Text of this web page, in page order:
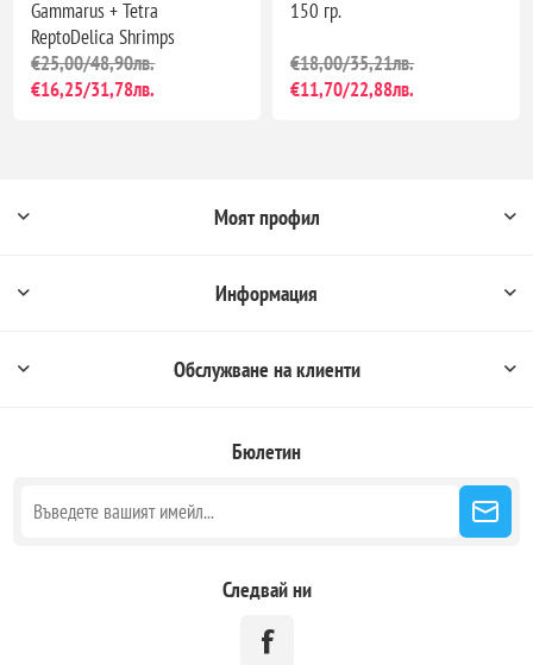
Gammarus + Tetra
ReptoDelica Shrimps
€25,00/48,90лв.
€16,25/31,78лв.
150 гр.
€18,00/35,21лв.
€11,70/22,88лв.
Моят профил
Информация
Обслужване на клиенти
Бюлетин
Следвай ни